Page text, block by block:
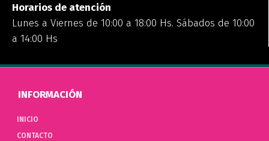
Horarios de atención
Lunes a Viernes de 10:00 a 18:00 Hs. Sábados de 10:00
a 14:00 Hs
INFORMACIÓN
INICIO
CONTACTO